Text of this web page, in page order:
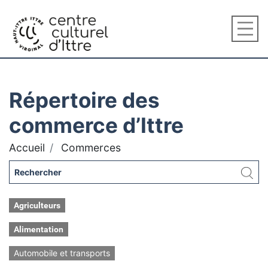
Répertoire des
commerce d’Ittre
Accueil Commerces
Agriculteurs
Alimentation
Automobile et transports